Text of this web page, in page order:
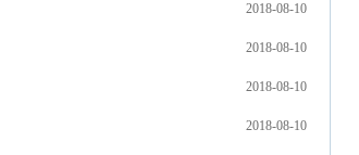
2018-08-10
2018-08-10
2018-08-10
2018-08-10